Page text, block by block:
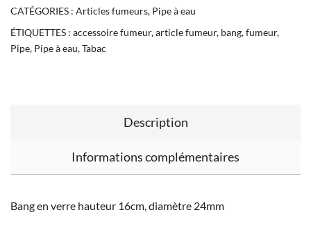
CATÉGORIES : Articles fumeurs, Pipe à eau
ÉTIQUETTES : accessoire fumeur,article fumeur, bang,fumeur,
Pipe, Pipe à eau,Tabac
Description
Informations complémentaires
Bang en verre hauteur 16cm, diamètre 24mm